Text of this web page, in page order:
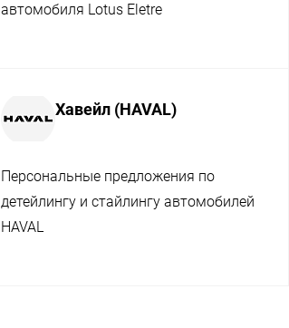
автомобиля Lotus Eletre
Хавейл (HAVAL)
Персональные предложения по
детейлингу и стайлингу автомобилей
HAVAL